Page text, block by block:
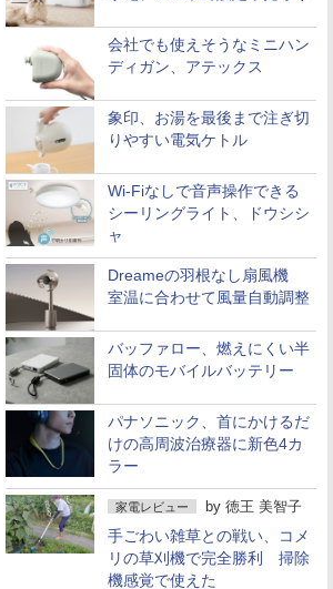
会社でも使えそうなミニハン
ディガン、アテックス
象印、お湯を最後まで注ぎ切
りやすい電気ケトル
Wi-Fiなしで音声操作できる
シーリングライト、ドウシシ
ャ
Dreameの羽根なし扇風機
室温に合わせて風量自動調整
バッファロー、燃えにくい半
固体のモバイルバッテリー
パナソニック、首にかけるだ
けの高周波治療器に新色4カ
ラー
家電レビュー by 徳王 美智子
手ごわい雑草との戦い、コメ
リの草刈機で完全勝利 掃除
機感覚で使えた